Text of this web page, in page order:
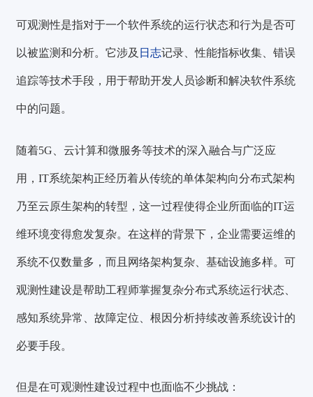
可观测性是指对于一个软件系统的运行状态和行为是否可
以被监测和分析。它涉及 日志记录、性能指标收集、错误
追踪等技术手段，用于帮助开发人员诊断和解决软件系统
中的问题。
随着5G、云计算和微服务等技术的深入融合与广泛应
用，IT系统架构正经历着从传统的单体架构向分布式架构
乃至云原生架构的转型，这一过程使得企业所面临的IT运
维环境变得愈发复杂。在这样的背景下，企业需要运维的
系统不仅数量多，而且网络架构复杂、基础设施多样。可
观测性建设是帮助工程师掌握复杂分布式系统运行状态、
感知系统异常、故障定位、根因分析持续改善系统设计的
必要手段。
但是在可观测性建设过程中也面临不少挑战：